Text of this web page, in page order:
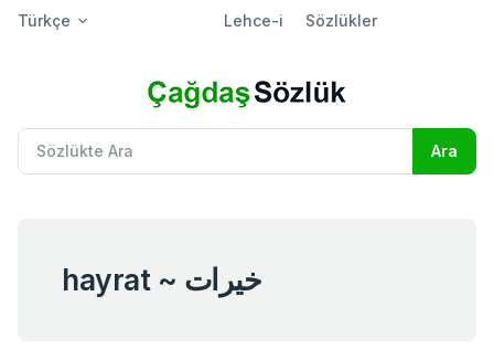
Türkçe Lehce-i Sözlükler
hayrat ~ خيرات